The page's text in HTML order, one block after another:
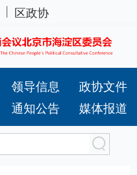
区政协
领导信息
政协文件
通知公告 媒体报道